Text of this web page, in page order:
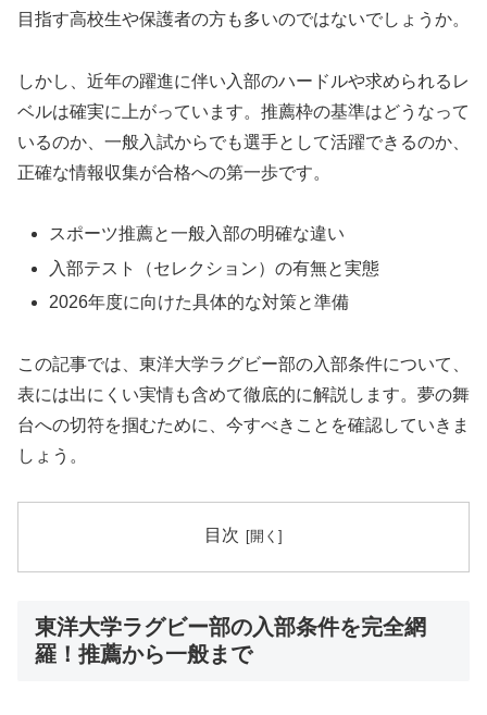
目指す高校生や保護者の方も多いのではないでしょうか。
しかし、近年の躍進に伴い入部のハードルや求められるレ
ベルは確実に上がっています。推薦枠の基準はどうなって
いるのか、一般入試からでも選手として活躍できるのか、
正確な情報収集が合格への第一歩です。
スポーツ推薦と一般入部の明確な違い
入部テスト（セレクション）の有無と実態
2026年度に向けた具体的な対策と準備
この記事では、東洋大学ラグビー部の入部条件について、
表には出にくい実情も含めて徹底的に解説します。夢の舞
台への切符を掴むために、今すべきことを確認していきま
しょう。
目次
東洋大学ラグビー部の入部条件を完全網
羅！推薦から一般まで